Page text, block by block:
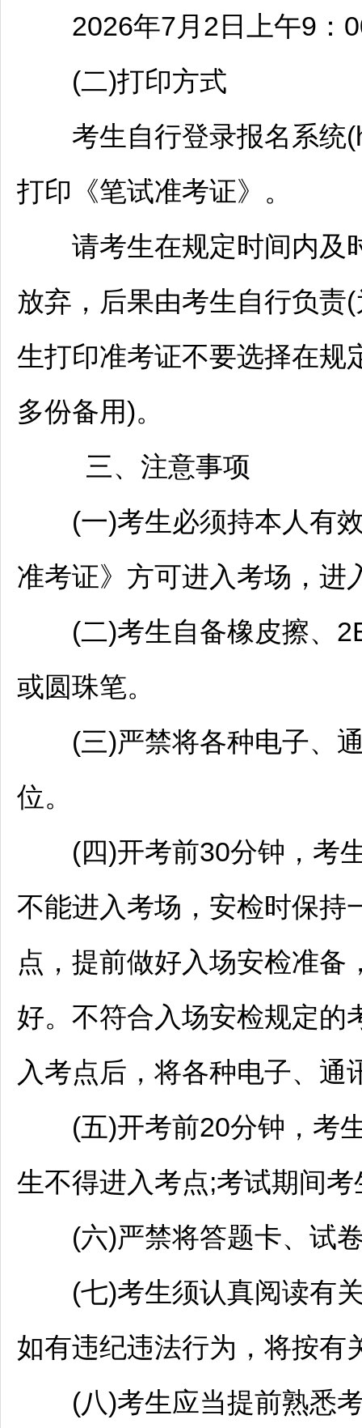
2026年7月2日上午9：
(二)打印方式
考生自行登录报名系统
打印《笔试准考证》。
请考生在规定时间内及
放弃，后果由考生自行负责
生打印准考证不要选择在规
多份备用)。
三、注意事项
(一)考生必须持本人有效
准考证》方可进入考场，进
(二)考生自备橡皮擦、2B
或圆珠笔。
(三)严禁将各种电子、通
位。
(四)开考前30分钟，考生
不能进入考场，安检时保持
点，提前做好入场安检准备
好。不符合入场安检规定的
入考点后，将各种电子、
(五)开考前20分钟，考生
生不得进入考点;考试期间
(六)严禁将答题卡、试卷
(七)考生须认真阅读有关
如有违纪违法行为，将按有
(八)考生应当提前熟悉考